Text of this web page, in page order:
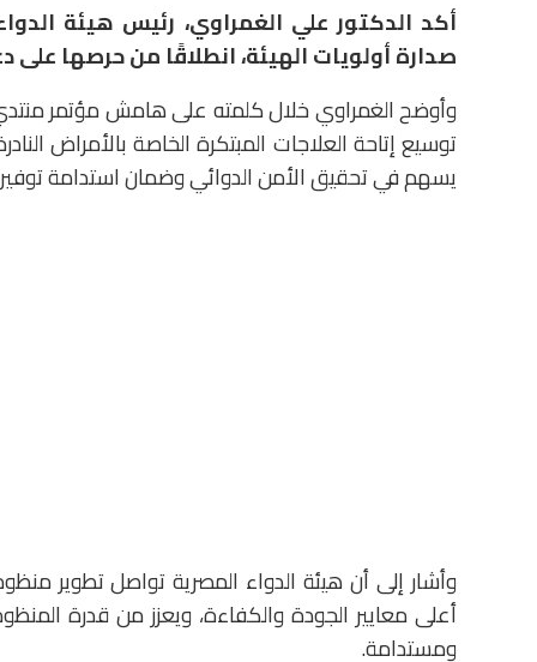
أكد الدكتور علي الغمراوي، رئيس هيئة
صدارة أولويات الهيئة، انطلاقًا من حرصها على
وأوضح الغمراوي خلال كلمته على هامش مؤتمر
توسيع إتاحة العلاجات المبتكرة الخاصة بالأمراض
يسهم في تحقيق الأمن الدوائي وضمان استدامة
وأشار إلى أن هيئة الدواء المصرية تواصل تطوير
أعلى معايير الجودة والكفاءة، ويعزز من قدرة
ومستدامة.